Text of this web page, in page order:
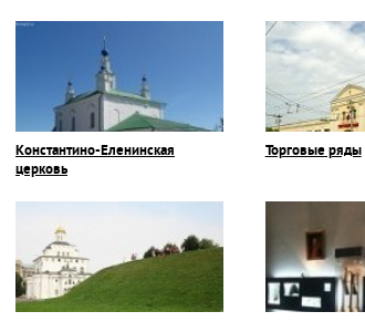
Константино-Еленинская
церковь
Торговые ряды